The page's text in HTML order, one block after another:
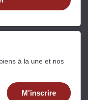
à la une et nos
M'inscrire